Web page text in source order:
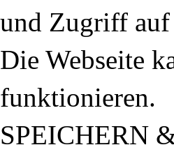
und Zugriff auf
Die Webseite
funktionieren.
SPEICHERN